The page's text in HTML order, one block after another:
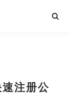
注册公